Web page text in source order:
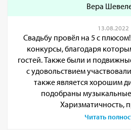
Вера
13.08.2022
Свадьбу провёл на 5 с
конкурсы, благодаря
гостей. Также были и
с удовольствием
также является хорошим
подобраны
Харизматичность,
Читать